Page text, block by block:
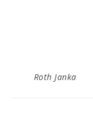
Roth Janka